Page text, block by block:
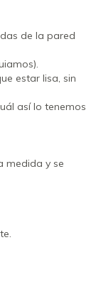
de la pared
estar lisa, sin
así lo tenemos
medida y se